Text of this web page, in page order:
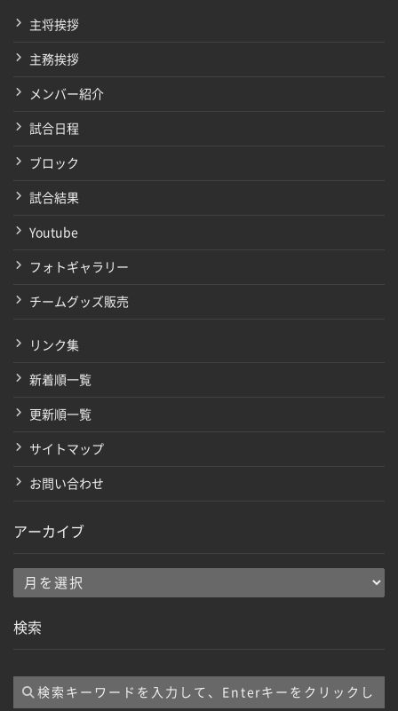
主将挨拶
主務挨拶
メンバー紹介
試合日程
ブロック
試合結果
Youtube
フォトギャラリー
チームグッズ販売
リンク集
新着順一覧
更新順一覧
サイトマップ
お問い合わせ
アーカイブ
ア
カ
ブ
検索